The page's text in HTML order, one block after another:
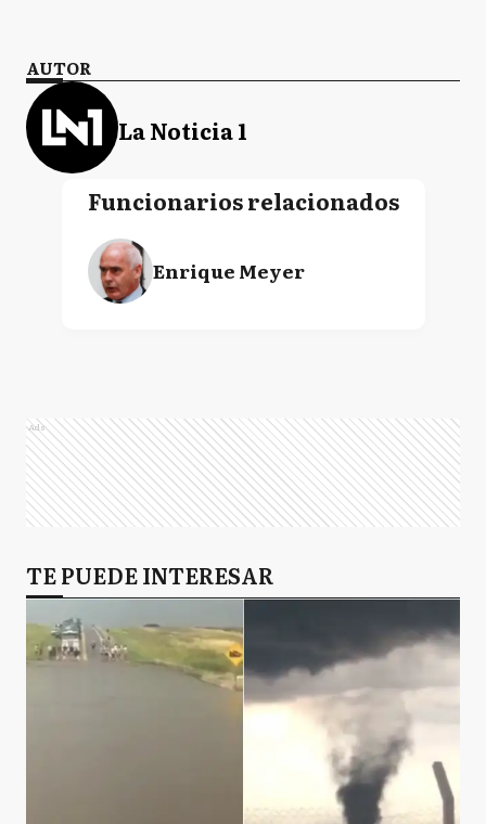
AUTOR
La Noticia 1
Funcionarios relacionados
Enrique Meyer
Ads
TE PUEDE INTERESAR